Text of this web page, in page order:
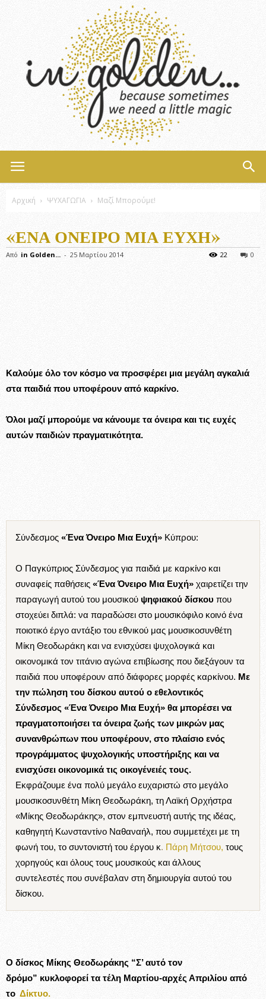
Αρχική ΨΥΧΑΓΩΓΙΑ Μαζί Μπορούμε!
«ΈΝΑ ΌΝΕΙΡΟ ΜΙΑ ΕΥΧΉ»
Από in Golden... - 25 Μαρτίου 2014 0
22
Καλούμε όλο τον κόσμο να προσφέρει μια μεγάλη αγκαλιά
στα παιδιά που υποφέρουν από καρκίνο.
Όλοι μαζί μπορούμε να κάνουμε τα όνειρα και τις ευχές
αυτών παιδιών πραγματικότητα.
Σύνδεσμος «Ένα Όνειρο Μια Ευχή» Κύπρου:
Ο Παγκύπριος Σύνδεσμος για παιδιά με καρκίνο και
συναφείς παθήσεις «Ένα Όνειρο Μια Ευχή» χαιρετίζει την
παραγωγή αυτού του μουσικού ψηφιακού δίσκου που
στοχεύει διπλά: να παραδώσει στο μουσικόφιλο κοινό ένα
ποιοτικό έργο αντάξιο του εθνικού μας μουσικοσυνθέτη
Μίκη Θεοδωράκη και να ενισχύσει ψυχολογικά και
οικονομικά τον τιτάνιο αγώνα επιβίωσης που διεξάγουν τα
παιδιά που υποφέρουν από διάφορες μορφές καρκίνου. Με
την πώληση του δίσκου αυτού ο εθελοντικός
Σύνδεσμος «Ένα Όνειρο Μια Ευχή» θα μπορέσει να
πραγματοποιήσει τα όνειρα ζωής των μικρών μας
συνανθρώπων που υποφέρουν, στο πλαίσιο ενός
προγράμματος ψυχολογικής υποστήριξης και να
ενισχύσει οικονομικά τις οικογένειές τους.
Εκφράζουμε ένα πολύ μεγάλο ευχαριστώ στο μεγάλο
μουσικοσυνθέτη Μίκη Θεοδωράκη, τη Λαϊκή Ορχήστρα
«Μίκης Θεοδωράκης», στον εμπνευστή αυτής της ιδέας,
καθηγητή Κωνσταντίνο Ναθαναήλ, που συμμετέχει με τη
φωνή του, το συντονιστή του έργου κ. Πάρη Μήτσου, τους
χορηγούς και όλους τους μουσικούς και άλλους
συντελεστές που συνέβαλαν στη δημιουργία αυτού του
δίσκου.
Ο δίσκος Μίκης Θεοδωράκης “Σ’ αυτό τον
δρόμο” κυκλοφορεί τα τέλη Μαρτίου-αρχές Απριλίου από
το Δίκτυο.